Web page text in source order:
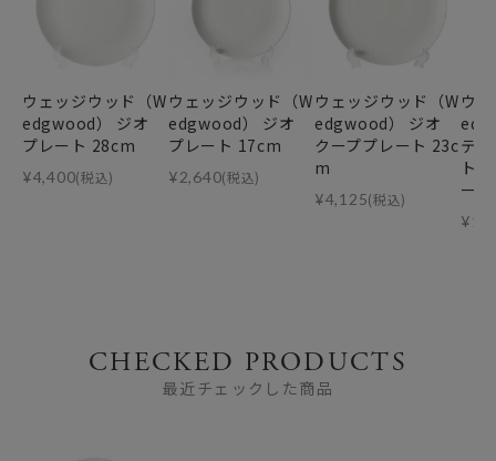
ウェッジウッド（W
edgwood） ジオ
プレート 28cm
¥4,400(税込)
ウェッジウッド（W
edgwood） ジオ
プレート 17cm
¥2,640(税込)
ウェッジウッド（W
edgwood） ジオ
クーププレート 23c
m
¥4,125(税込)
ウ
テ
ト
ー）
¥
CHECKED PRODUCTS
最近チェックした商品